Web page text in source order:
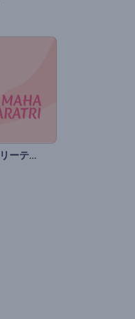
マハー・シヴラートリ用のグリーティング動画